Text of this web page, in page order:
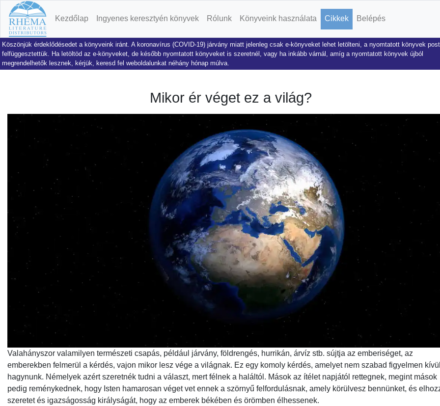
Kezdőlap Ingyenes keresztyén könyvek Rólunk Könyveink használata Cikkek Belépés
Köszönjük érdeklődésedet a könyveink iránt. A koronavírus (COVID-19) járvány miatt jelenleg csak e-könyveket lehet letölteni, a nyomtatott könyvek
felfüggesztettük. Ha letöltöd az e-könyveket, de később nyomtatott könyveket is szeretnél, vagy ha inkább várnál, amíg a nyomtatott könyvek újból
megrendelhetők lesznek, kérjük, keresd fel weboldalunkat néhány hónap múlva.
Mikor ér véget ez a világ?
Valahányszor valamilyen természeti csapás, például járvány, földrengés, hurrikán, árvíz stb. sújtja az emberiséget, az
emberekben felmerül a kérdés, vajon mikor lesz vége a világnak. Ez egy komoly kérdés, amelyet nem szabad figyelmen kívül
hagynunk. Némelyek azért szeretnék tudni a választ, mert félnek a haláltól. Mások az ítélet napjától rettegnek, megint mások
pedig reménykednek, hogy Isten hamarosan véget vet ennek a szörnyű felfordulásnak, amely körülvesz bennünket, és
szeretet és igazságosság királyságát, hogy az emberek békében és örömben élhessenek.